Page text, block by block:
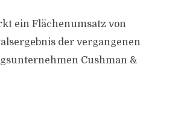
ein Flächenumsatz von
der vergangenen
Cushman &